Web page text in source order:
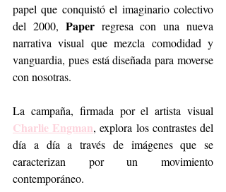
papel que conquistó el imaginario colectivo
del 2000, Paper regresa con una nueva
narrativa visual que mezcla comodidad y
vanguardia, pues está diseñada para moverse
con nosotras.
Charlie Engman, explora los contrastes del
día a día a través de imágenes que se
caracterizan por un movimiento
contemporáneo.